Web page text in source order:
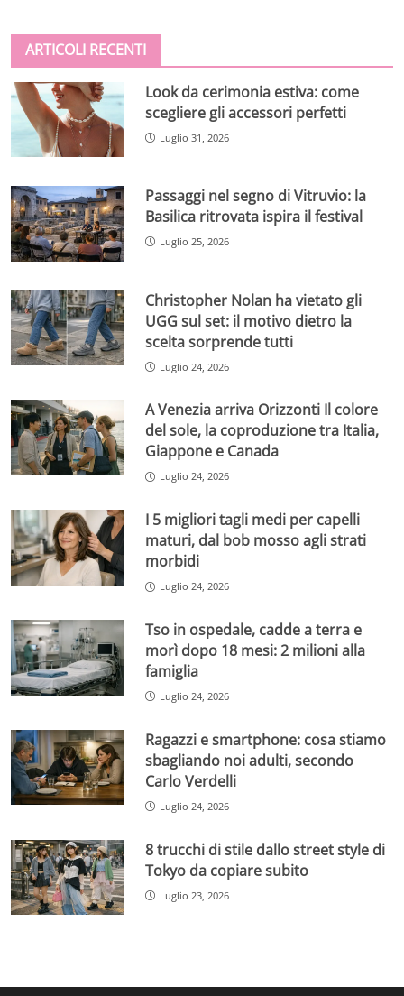
ARTICOLI RECENTI
Look da cerimonia estiva: come
scegliere gli accessori perfetti
Luglio 31, 2026
Passaggi nel segno di Vitruvio: la
Basilica ritrovata ispira il festival
Luglio 25, 2026
Christopher Nolan ha vietato gli
UGG sul set: il motivo dietro la
scelta sorprende tutti
Luglio 24, 2026
A Venezia arriva Orizzonti Il colore
del sole, la coproduzione tra Italia,
Giappone e Canada
Luglio 24, 2026
I 5 migliori tagli medi per capelli
maturi, dal bob mosso agli strati
morbidi
Luglio 24, 2026
Tso in ospedale, cadde a terra e
morì dopo 18 mesi: 2 milioni alla
famiglia
Luglio 24, 2026
Ragazzi e smartphone: cosa stiamo
sbagliando noi adulti, secondo
Carlo Verdelli
Luglio 24, 2026
8 trucchi di stile dallo street style di
Tokyo da copiare subito
Luglio 23, 2026